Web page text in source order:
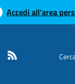
Accedi all'area